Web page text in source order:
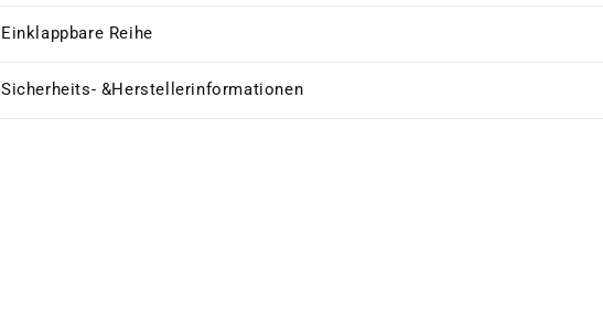
Einklappbare Reihe
Sicherheits- &Herstellerinformationen